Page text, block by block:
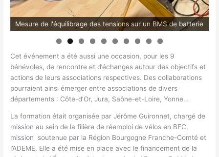
Mesure de l'équilibrage des tensions sur un BMS de batterie
0
Cet événement a été aussi une occasion, pour les 9
bénévoles, de rencontre et d’échanges autour des objectifs et
actions de leurs associations respectives. Des collaborations
pourraient ainsi émerger entre associations de divers
départements : Côte-d’Or, Jura, Saône-et-Loire, Yonne…
La formation était organisée par Jérôme Guironnet, chargé de
mission au sein de la filière de réemploi de vélos en BFC,
mission soutenue par la Région Bourgogne Franche-Comté et
l’ADEME. Elle a été mise en place avec le financement de la